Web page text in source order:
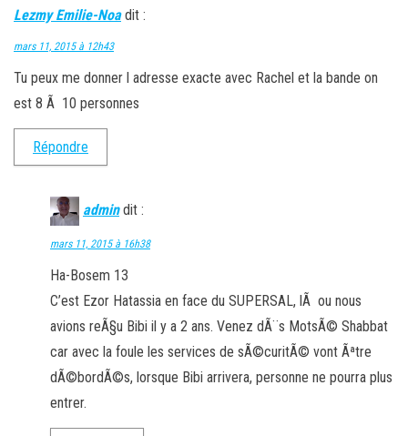
Lezmy Emilie-Noa dit :
mars 11, 2015 à 12h43
Tu peux me donner l adresse exacte avec Rachel et la bande on
est 8 Ã 10 personnes
Répondre
admin dit :
mars 11, 2015 à 16h38
Ha-Bosem 13
C’est Ezor Hatassia en face du SUPERSAL, lÃ ou nous
avions reÃ§u Bibi il y a 2 ans. Venez dÃ¨s MotsÃ© Shabbat
car avec la foule les services de sÃ©curitÃ© vont Ãªtre
dÃ©bordÃ©s, lorsque Bibi arrivera, personne ne pourra plus
entrer.